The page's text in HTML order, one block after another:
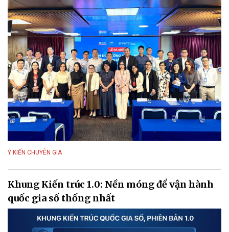
Ý KIẾN CHUYÊN GIA
Khung Kiến trúc 1.0: Nền móng để vận hành
quốc gia số thống nhất